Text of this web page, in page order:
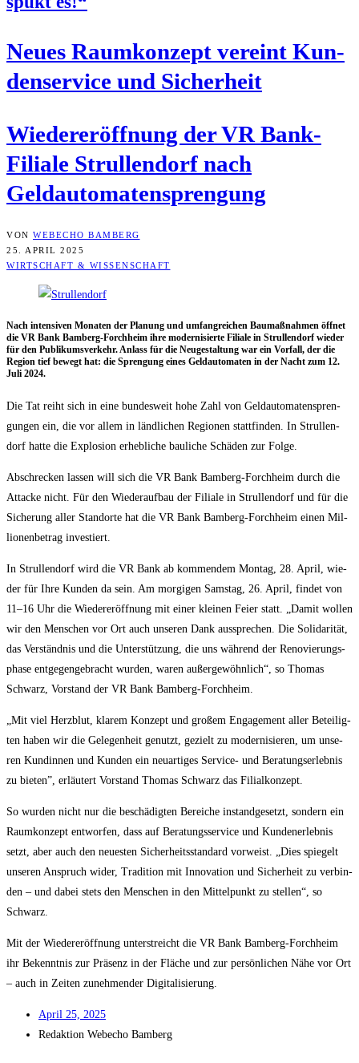
Neu­es Raum­kon­zept ver­eint Kun­
den­ser­vice und Sicherheit
Wie­der­eröff­nung der VR Bank-
Filia­le Strul­len­dorf nach
Geldautomatensprengung
VON WEBECHO BAMBERG
25. APRIL 2025
WIRTSCHAFT & WISSENSCHAFT
Nach inten­si­ven Mona­ten der Pla­nung und umfang­rei­chen Bau­maß­nah­men öff­net
die VR Bank Bam­berg-Forch­heim ihre moder­ni­sier­te Filia­le in Strul­len­dorf wie­der
für den Publi­kums­ver­kehr. Anlass für die Neu­ge­stal­tung war ein Vor­fall, der die
Regi­on tief bewegt hat: die Spren­gung eines Geld­au­to­ma­ten in der Nacht zum 12.
Juli 2024.
Die Tat reiht sich in eine bun­des­weit hohe Zahl von Geld­au­to­ma­ten­spren­
gun­gen ein, die vor allem in länd­li­chen Regio­nen statt­fin­den. In Strul­len­
dorf hat­te die Explo­si­on erheb­li­che bau­li­che Schä­den zur Folge.
Abschre­cken las­sen will sich die VR Bank Bam­berg-Forch­heim durch die
Atta­cke nicht. Für den Wie­der­auf­bau der Filia­le in Strul­len­dorf und für die
Siche­rung aller Stand­or­te hat die VR Bank Bam­berg-Forch­heim einen Mil­
lio­nen­be­trag investiert.
In Strul­len­dorf wird die VR Bank ab kom­men­dem Mon­tag, 28. April, wie­
der für Ihre Kun­den da sein. Am mor­gi­gen Sams­tag, 26. April, fin­det von
11–16 Uhr die Wie­der­eröff­nung mit einer klei­nen Fei­er statt. „Damit wol­len
wir den Men­schen vor Ort auch unse­ren Dank aus­spre­chen. Die Soli­da­ri­tät,
das Ver­ständ­nis und die Unter­stüt­zung, die uns wäh­rend der Reno­vie­rungs­
pha­se ent­ge­gen­ge­bracht wur­den, waren außer­ge­wöhn­lich“, so Tho­mas
Schwarz, Vor­stand der VR Bank Bamberg-Forchheim.
„Mit viel Herz­blut, kla­rem Kon­zept und gro­ßem Enga­ge­ment aller Betei­lig­
ten haben wir die Gele­gen­heit genutzt, gezielt zu moder­ni­sie­ren, um unse­
ren Kun­din­nen und Kun­den ein neu­ar­ti­ges Ser­vice- und Bera­tungs­er­leb­nis
zu bie­ten”, erläu­tert Vor­stand Tho­mas Schwarz das Filialkonzept.
So wur­den nicht nur die beschä­dig­ten Berei­che instand­ge­setzt, son­dern ein
Raum­kon­zept ent­wor­fen, dass auf Bera­tungs­ser­vice und Kun­den­er­leb­nis
setzt, aber auch den neu­es­ten Sicher­heits­stan­dard vor­weist. „Dies spie­gelt
unse­ren Anspruch wider, Tra­di­ti­on mit Inno­va­ti­on und Sicher­heit zu ver­bin­
den – und dabei stets den Men­schen in den Mit­tel­punkt zu stel­len“, so
Schwarz.
Mit der Wie­der­eröff­nung unter­streicht die VR Bank Bam­berg-Forch­heim
ihr Bekennt­nis zur Prä­senz in der Flä­che und zur per­sön­li­chen Nähe vor Ort
– auch in Zei­ten zuneh­men­der Digitalisierung.
April 25, 2025
Redak­ti­on Web­echo Bamberg